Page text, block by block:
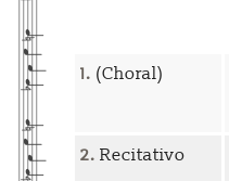
1. (Choral)
2. Recitativo